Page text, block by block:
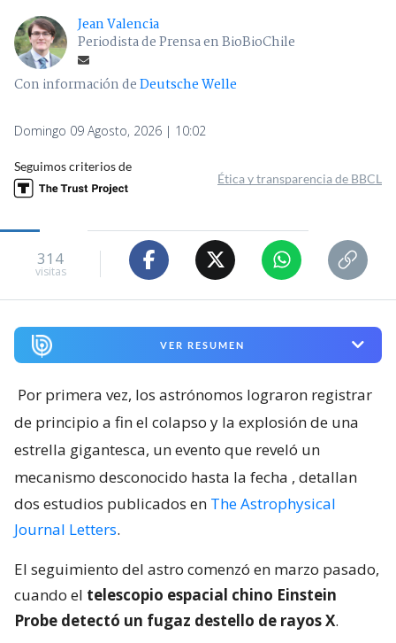
Jean Valencia
Periodista de Prensa en BioBioChile
Con información deDeutsche Welle
Domingo 09 Agosto, 2026 | 10:02
Seguimos criterios de
Ética y transparencia de BBCL
314
visitas
VER RESUMEN
Por primera vez, los astrónomos lograron registrar
de principio a fin el colapso y la explosión de una
estrella gigantesca, un evento que reveló un
mecanismo desconocido hasta la fecha , detallan
dos estudios publicados en The Astrophysical
Journal Letters.
El seguimiento del astro comenzó en marzo pasado,
cuando el telescopio espacial chino Einstein
Probe detectó un fugaz destello de rayos X.